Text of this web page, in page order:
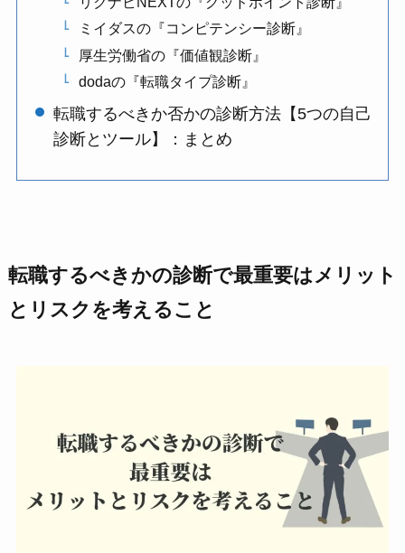
ミイダスの『コンピテンシー診断』
厚生労働省の『価値観診断』
dodaの『転職タイプ診断』
転職するべきか否かの診断方法【5つの自己
診断とツール】：まとめ
転職するべきかの診断で最重要はメリット
とリスクを考えること